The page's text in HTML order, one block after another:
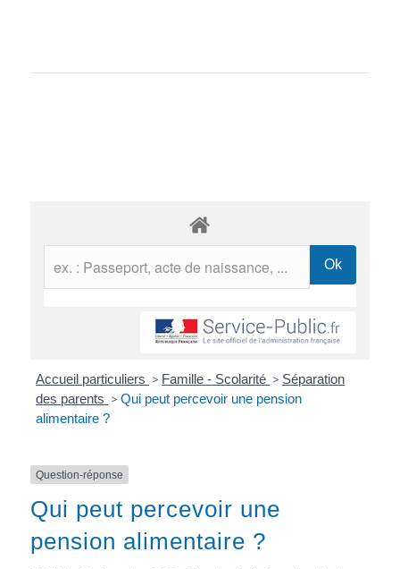
Accueil particuliers > Famille - Scolarité > Séparation
des parents > Qui peut percevoir une pension
alimentaire ?
Question-réponse
Qui peut percevoir une
pension alimentaire ?